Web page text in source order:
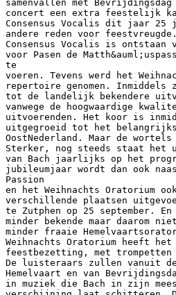
samenvallen met
concert een extra feestelijk
Consensus Vocalis dit jaar 25
andere reden voor feestvreugde.
Consensus Vocalis is
voor Pasen de
te
voeren. Tevens werd het
repertoire genomen.
tot de landelijk bekendere
vanwege de hoogwaardige
uitvoerenden. Het koor is
uitgegroeid tot het
OostNederland. Maar de
Sterker, nog steeds staat het
van Bach jaarlijks op het
jubileumjaar wordt dan ook
Passion
en het Weihnachts Oratorium
verschillende plaatsen
te Zutphen op 25 september.
minder bekende maar daarom niet
minder fraaie
Weihnachts Oratorium heeft
feestbezetting, met trompetten
De luisteraars zullen vanuit
Hemelvaart en van
in muziek die Bach in zijn